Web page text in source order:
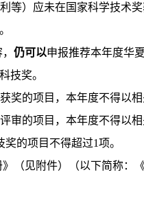
等）应未在国家科学技术
。
，仍可以申报推荐本年度华
技奖。
奖的项目，本年度不得以相
审的项目，本年度不得以相
的项目不得超过1项。
（见附件）（以下简称：